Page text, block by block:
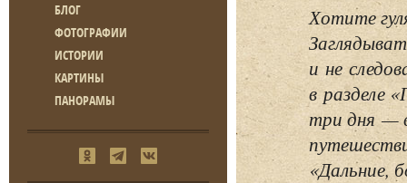
БЛОГ
ФОТОГРАФИИ
ИСТОРИИ
КАРТИНЫ
ПАНОРАМЫ
Хотите
и не
в разделе
три дня —
«Дальние,